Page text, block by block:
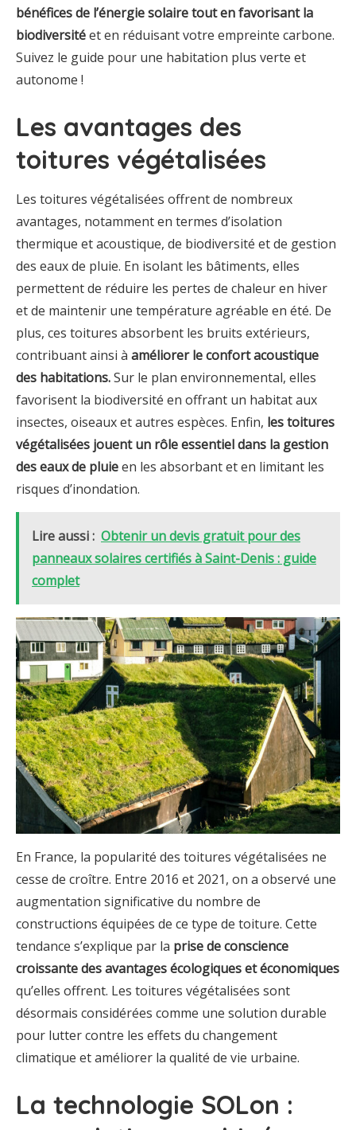
bénéfices de l’énergie solaire tout en favorisant la
biodiversitéet en réduisant votre empreinte carbone.
Suivez le guide pour une habitation plus verte et
autonome !
Les avantages des
toitures végétalisées
Les toitures végétalisées offrent de nombreux
avantages, notamment en termes d’isolation
thermique et acoustique, de biodiversité et de gestion
des eaux de pluie. En isolant les bâtiments, elles
permettent de réduire les pertes de chaleur en hiver
et de maintenir une température agréable en été. De
plus, ces toitures absorbent les bruits extérieurs,
contribuant ainsi à améliorer le confort acoustique
des habitations.Sur le plan environnemental, elles
favorisent la biodiversité en offrant un habitat aux
insectes, oiseaux et autres espèces. Enfin, les toitures
végétalisées jouent un rôle essentiel dans la gestion
des eaux de pluieen les absorbant et en limitant les
risques d’inondation.
Lire aussi : Obtenir un devis gratuit pour des
panneaux solaires certifiés à Saint-Denis : guide
complet
En France, la popularité des toitures végétalisées ne
cesse de croître. Entre 2016 et 2021, on a observé une
augmentation significative du nombre de
constructions équipées de ce type de toiture. Cette
tendance s’explique par la prise de conscience
croissante des avantages écologiques et économiques
qu’elles offrent. Les toitures végétalisées sont
désormais considérées comme une solution durable
pour lutter contre les effets du changement
climatique et améliorer la qualité de vie urbaine.
La technologie SOLon :